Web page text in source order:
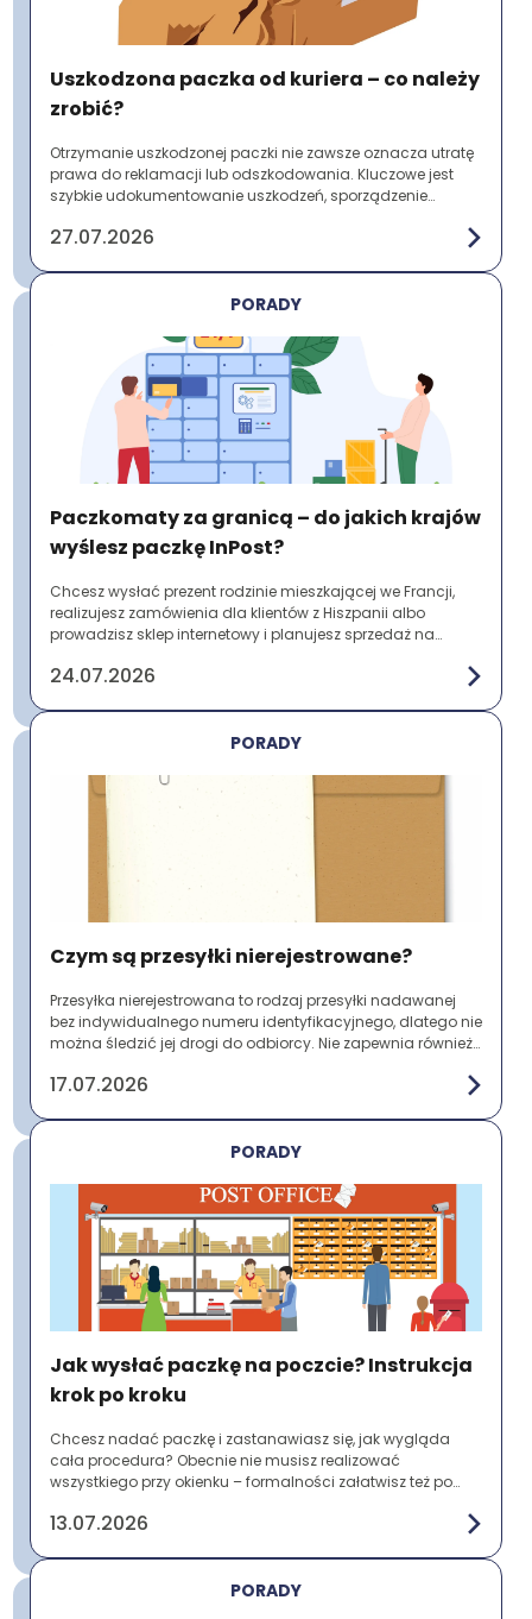
Uszkodzona paczka od kuriera – co należy
zrobić?
Otrzymanie uszkodzonej paczki nie zawsze oznacza utratę
prawa do reklamacji lub odszkodowania. Kluczowe jest
szybkie udokumentowanie uszkodzeń, sporządzenie
27.07.2026
PORADY
Paczkomaty za granicą – do jakich krajów
wyślesz paczkę InPost?
Chcesz wysłać prezent rodzinie mieszkającej we Francji,
realizujesz zamówienia dla klientów z Hiszpanii albo
prowadzisz sklep internetowy i planujesz sprzedaż na
24.07.2026
PORADY
Czym są przesyłki nierejestrowane?
Przesyłka nierejestrowana to rodzaj przesyłki nadawanej
bez indywidualnego numeru identyfikacyjnego, dlatego nie
można śledzić jej drogi do odbiorcy. Nie zapewnia również
17.07.2026
PORADY
Jak wysłać paczkę na poczcie? Instrukcja
krok po kroku
Chcesz nadać paczkę i zastanawiasz się, jak wygląda
cała procedura? Obecnie nie musisz realizować
wszystkiego przy okienku – formalności załatwisz też po
13.07.2026
PORADY